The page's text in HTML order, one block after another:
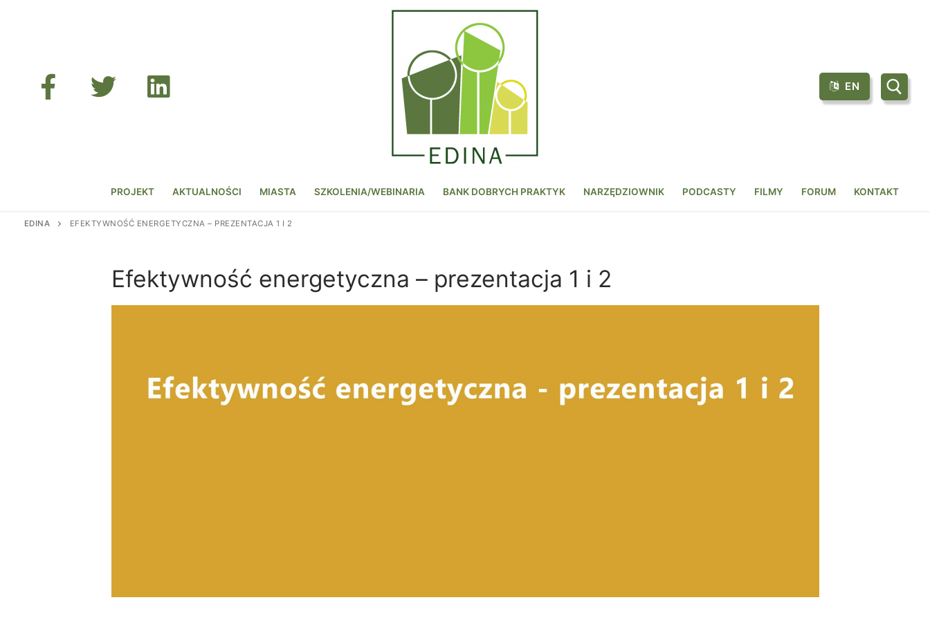
EN
PROJEKT AKTUALNOŚCI MIASTA SZKOLENIA/WEBINARIA BANK DOBRYCH PRAKTYK NARZĘDZIOWNIK PODCASTY FILMY FORUM KONTAKT
EDINA EFEKTYWNOŚĆ ENERGETYCZNA – PREZENTACJA 1 I 2
Efektywność energetyczna – prezentacja 1 i 2